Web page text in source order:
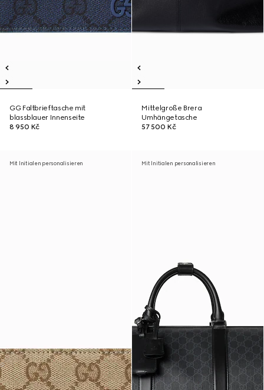
GG Faltbrieftasche mit
blassblauer Innenseite
8 950 Kč
Mittelgroße Brera
Umhängetasche
57 500 Kč
Mit Initialen personalisieren Mit Initialen personalisieren